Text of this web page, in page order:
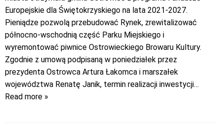
Europejskie dla Świętokrzyskiego na lata 2021-2027.
Pieniądze pozwolą przebudować Rynek, zrewitalizować
północno-wschodnią część Parku Miejskiego i
wyremontować piwnice Ostrowieckiego Browaru Kultury.
Zgodnie z umową podpisaną w poniedziałek przez
prezydenta Ostrowca Artura Łakomca i marszałek
województwa Renatę Janik, termin realizacji inwestycji…
Read more »